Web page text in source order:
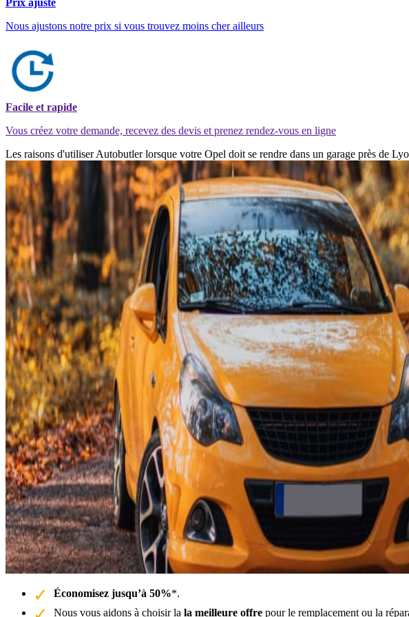
Nous ajustons notre prix si vous trouvez moins cher ailleurs
Facile et rapide
Vous créez votre demande, recevez des devis et prenez rendez-vous en ligne
Les raisons d'utiliser Autobutler lorsque votre Opel doit se rendre dans un garage près de
Économisez jusqu’à 50%*.
Nous vous aidons à choisir la la meilleure offre pour le remplacement ou la